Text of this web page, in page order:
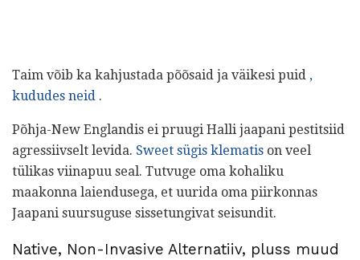
Taim võib ka kahjustada põõsaid ja väikesi puid ,
kududes neid .
Põhja-New Englandis ei pruugi Halli jaapani pestitsiid
agressiivselt levida. Sweet sügis klematis on veel
tülikas viinapuu seal. Tutvuge oma kohaliku
maakonna laiendusega, et uurida oma piirkonnas
Jaapani suursuguse sissetungivat seisundit.
Native, Non-Invasive Alternatiiv, pluss muud